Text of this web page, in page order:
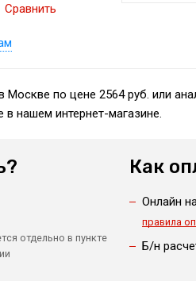
Сравнить
Москве по цене 2564 руб. или
нашем интернет-магазине.
отдельно в пункте
Как
Онлайн
правила
Б/н